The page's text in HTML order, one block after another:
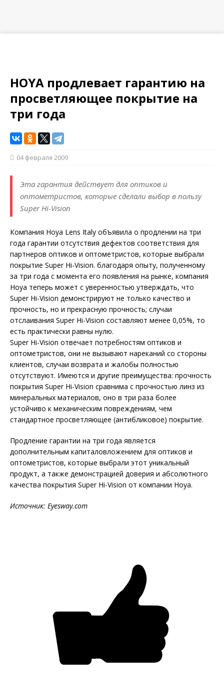
HOYA продлевает гарантию на
просветляющее покрытие на
три года
04 февраля 2009
Эта гарантия действует для оптиков и
оптометристов, которые сделали выбор в пользу
Super Hi-Vision
Компания Hoya Lens Italy объявила о продлении на три
года гарантии отсутствия дефектов соответствия для
партнеров оптиков и оптометристов, которые выбрали
покрытие Super Hi-Vision. благодаря опыту, полученному
за три года с момента его появления на рынке, компания
Hoya теперь может с уверенностью утверждать, что
Super Hi-Vision демонстрируют не только качество и
прочность, но и прекрасную прочность; случаи
отслаивания Super Hi-Vision составляют менее 0,05%, то
есть практически равны нулю.
Super Hi-Vision отвечает потребностям оптиков и
оптометристов, они не вызывают нареканий со стороны
клиентов, случаи возврата и жалобы полностью
отсутствуют. Имеются и другие преимущества: прочность
покрытия Super Hi-Vision сравнима с прочностью линз из
минеральных материалов, оно в три раза более
устойчиво к механическим повреждениям, чем
стандартное просветляющее (антибликовое) покрытие.
Продление гарантии на три года является
дополнительным капиталовложением для оптиков и
оптометристов, которые выбрали этот уникальный
продукт, а также демонстрацией доверия и абсолютного
качества покрытия Super Hi-Vision от компании Hoya.
Источник: Eyesway.com